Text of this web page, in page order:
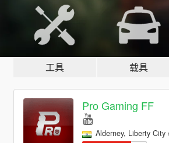
工具 载具
Pro Gaming FF
Alderney, Liberty City